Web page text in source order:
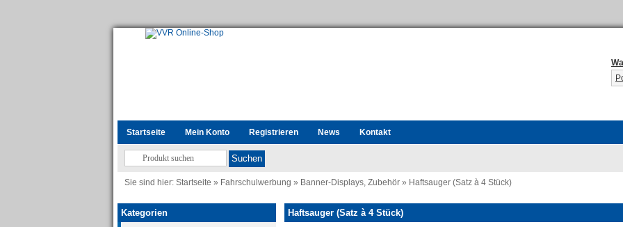
Startseite Mein Konto Registrieren News Kontakt
Sie sind hier: Startseite » Fahrschulwerbung » Banner-Displays, Zubehör » Haftsauger (Satz à 4 Stück)
Haftsauger (Satz à 4 Stück)
Kategorien